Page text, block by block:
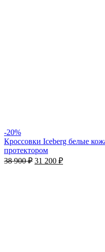
-20%
Кроссовки Iceberg белые
протектором
38 900₽ 31 200 ₽